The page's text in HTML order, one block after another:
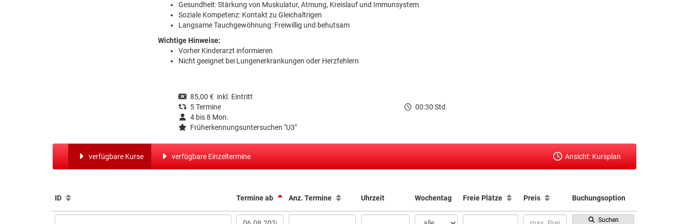
Gesundheit: Stärkung von Muskulatur, Atmung, Kreislauf und Immunsystem
Soziale Kompetenz: Kontakt zu Gleichaltrigen
Langsame Tauchgewöhnung: Freiwillig und behutsam
Wichtige Hinweise:
Vorher Kinderarzt informieren
Nicht geeignet bei Lungenerkrankungen oder Herzfehlern
85,00 € inkl. Eintritt
5 Termine
00:30 Std.
4 bis 8 Mon.
Früherkennungsuntersuchen "U3"
verfügbare Kurse verfügbare Einzeltermine Ansicht: Kursplan
ID Termine ab Anz. Termine Uhrzeit Wochentag Freie Plätze Preis Buchungsoption
Suchen